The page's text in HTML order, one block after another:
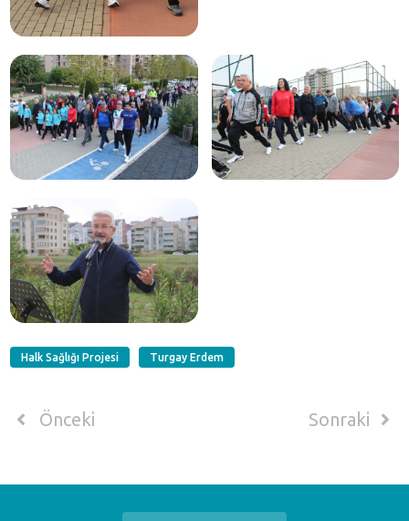
Halk Sağlığı Projesi Turgay Erdem
Önceki Sonraki